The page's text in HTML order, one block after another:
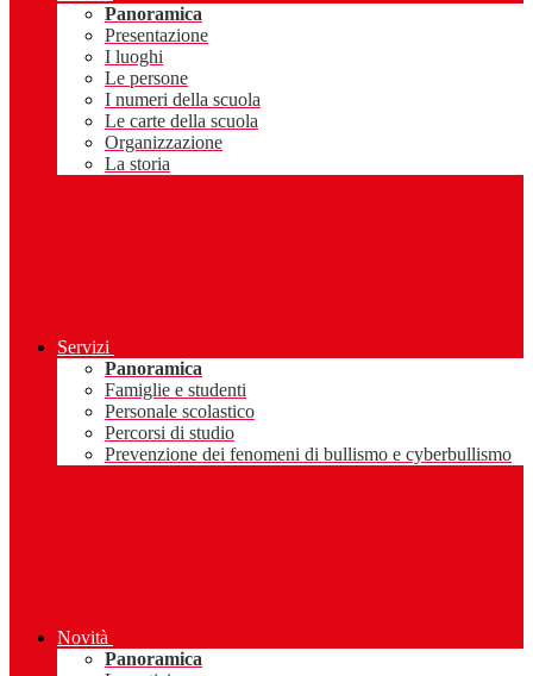
Panoramica
Presentazione
I luoghi
Le persone
I numeri della scuola
Le carte della scuola
Organizzazione
La storia
Servizi
Panoramica
Famiglie e studenti
Personale scolastico
Percorsi di studio
Prevenzione dei fenomeni di bullismo e cyberbullismo
Novità
Panoramica